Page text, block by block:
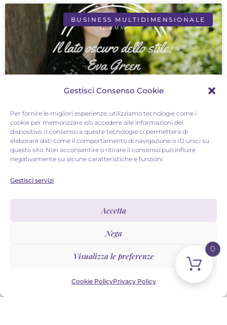
Gestisci Consenso Cookie
Per fornire le migliori esperienze, utilizziamo tecnologie come i
cookie per memorizzare e/o accedere alle informazioni del
dispositivo. Il consenso a queste tecnologie ci permetterà di
elaborare dati come il comportamento di navigazione o ID unici su
questo sito. Non acconsentire o ritirare il consenso può influire
negativamente su alcune caratteristiche e funzioni.
Gestisci servizi
Accetta
Nega
Visualizza le preferenze
Cookie PolicyPrivacy Policy
BUSINESS MULTIDIMENSIONALE
IL LATO OSCURO DELLO
STILE: EVA GREEN
Per la rubrica “Look at me” di questa settimana
voglio proporti un’icona di cui, secondo me, se ne
sottovaluta lo stile e sto parlando di
0